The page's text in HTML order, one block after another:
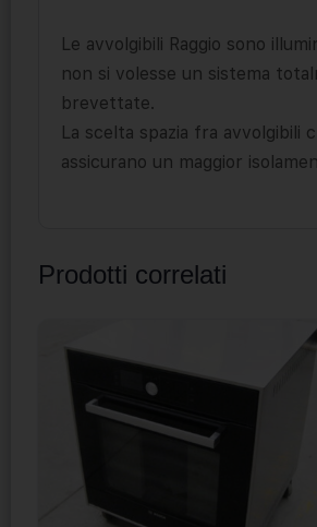
Le avvolgibili Raggio sono
non si volesse un sistema
brevettate.
La scelta spazia fra avvolgibili
assicurano un maggior
Prodotti correlati